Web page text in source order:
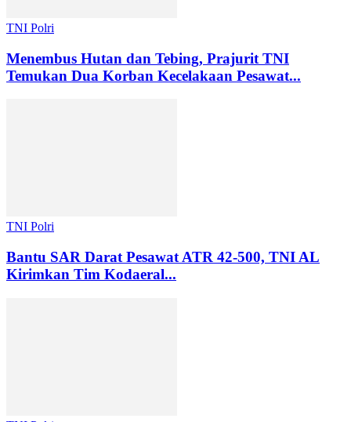
TNI Polri
Menembus Hutan dan Tebing, Prajurit TNI
Temukan Dua Korban Kecelakaan Pesawat...
TNI Polri
Bantu SAR Darat Pesawat ATR 42-500, TNI AL
Kirimkan Tim Kodaeral...